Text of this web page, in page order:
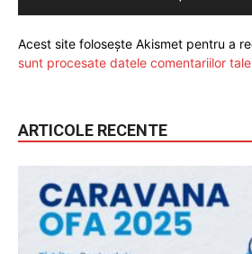
Acest site folosește Akismet pentru a
sunt procesate datele comentariilor tale
ARTICOLE RECENTE